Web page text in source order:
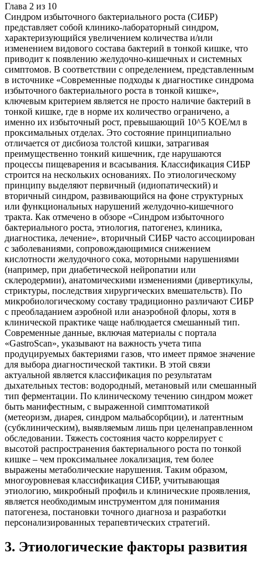
Глава 2 из 10
Синдром избыточного бактериального роста (СИБР)
представляет собой клинико-лабораторный синдром,
характеризующийся увеличением количества и/или
изменением видового состава бактерий в тонкой кишке, что
приводит к появлению желудочно-кишечных и системных
симптомов. В соответствии с определением, представленным
в источнике «Современные подходы к диагностике синдрома
избыточного бактериального роста в тонкой кишке»,
ключевым критерием является не просто наличие бактерий в
тонкой кишке, где в норме их количество ограничено, а
именно их избыточный рост, превышающий 10^5 КОЕ/мл в
проксимальных отделах. Это состояние принципиально
отличается от дисбиоза толстой кишки, затрагивая
преимущественно тонкий кишечник, где нарушаются
процессы пищеварения и всасывания. Классификация СИБР
строится на нескольких основаниях. По этиологическому
принципу выделяют первичный (идиопатический) и
вторичный синдром, развивающийся на фоне структурных
или функциональных нарушений желудочно-кишечного
тракта. Как отмечено в обзоре «Синдром избыточного
бактериального роста, этиология, патогенез, клиника,
диагностика, лечение», вторичный СИБР часто ассоциирован
с заболеваниями, сопровождающимися снижением
кислотности желудочного сока, моторными нарушениями
(например, при диабетической нейропатии или
склеродермии), анатомическими изменениями (дивертикулы,
стриктуры, последствия хирургических вмешательств). По
микробиологическому составу традиционно различают СИБР
с преобладанием аэробной или анаэробной флоры, хотя в
клинической практике чаще наблюдается смешанный тип.
Современные данные, включая материалы с портала
«GastroScan», указывают на важность учета типа
продуцируемых бактериями газов, что имеет прямое значение
для выбора диагностической тактики. В этой связи
актуальной является классификация по результатам
дыхательных тестов: водородный, метановый или смешанный
тип ферментации. По клиническому течению синдром может
быть манифестным, с выраженной симптоматикой
(метеоризм, диарея, синдром мальабсорбции), и латентным
(субклиническим), выявляемым лишь при целенаправленном
обследовании. Тяжесть состояния часто коррелирует с
высотой распространения бактериального роста по тонкой
кишке – чем проксимальнее локализация, тем более
выражены метаболические нарушения. Таким образом,
многоуровневая классификация СИБР, учитывающая
этиологию, микробный профиль и клинические проявления,
является необходимым инструментом для понимания
патогенеза, постановки точного диагноза и разработки
персонализированных терапевтических стратегий.
3. Этиологические факторы развития